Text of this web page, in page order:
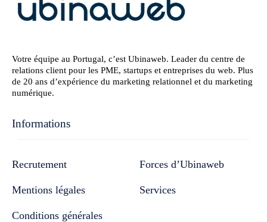
Votre équipe au Portugal, c’est Ubinaweb. Leader du centre de
relations client pour les PME, startups et entreprises du web. Plus
de 20 ans d’expérience du marketing relationnel et du marketing
numérique.
Informations
Recrutement
Mentions légales
Conditions générales
Forces d’Ubinaweb
Services